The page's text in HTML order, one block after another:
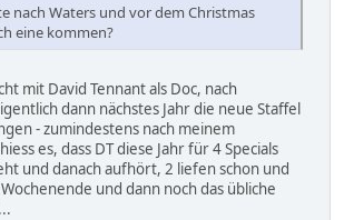
nach Waters und vor dem Christmas
eine kommen?
mit David Tennant als Doc, nach
dann nächstes Jahr die neue Staffel
- zumindestens nach meinem
es, dass DT diese Jahr für 4 Specials
und danach aufhört, 2 liefen schon und
und dann noch das übliche